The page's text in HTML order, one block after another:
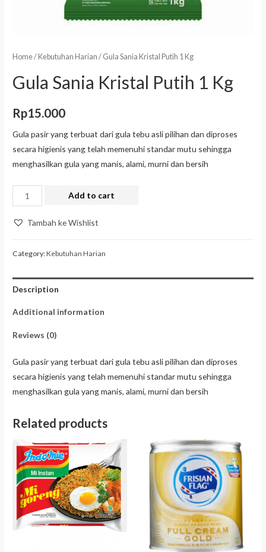
Home/ Kebutuhan Harian / Gula Sania Kristal Putih 1 Kg
Gula Sania Kristal Putih 1 Kg
Rp15.000
Gula pasir yang terbuat dari gula tebu asli pilihan dan diproses
secara higienis yang telah memenuhi standar mutu sehingga
menghasilkan gula yang manis, alami, murni dan bersih
Add to cart
Tambah ke Wishlist
Category:Kebutuhan Harian
Description
Additional information
Reviews (0)
Gula pasir yang terbuat dari gula tebu asli pilihan dan diproses
secara higienis yang telah memenuhi standar mutu sehingga
menghasilkan gula yang manis, alami, murni dan bersih
Related products